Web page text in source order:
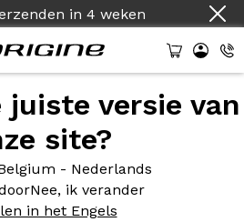
in 4 weken
versie van
site?
- Nederlands
Nee, ik verander
in het Engels
- Fibres Apparentes - Bleu
- Fibres
Bleu Celeste